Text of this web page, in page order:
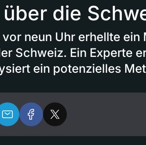
die
neun Uhr erhellte ein
Schweiz. Ein Experte
ein potenzielles